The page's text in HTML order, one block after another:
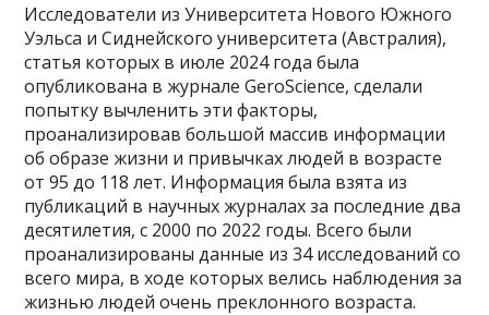
Исследователи из Университета Нового Южного
Уэльса и Сиднейского университета (Австралия),
статья которых в июле 2024 года была
опубликована в журнале GeroScience, сделали
попытку вычленить эти факторы,
проанализировав большой массив информации
об образе жизни и привычках людей в возрасте
от 95 до 118 лет. Информация была взята из
публикаций в научных журналах за последние два
десятилетия, с 2000 по 2022 годы. Всего были
проанализированы данные из 34 исследований со
всего мира, в ходе которых велись наблюдения за
жизнью людей очень преклонного возраста.